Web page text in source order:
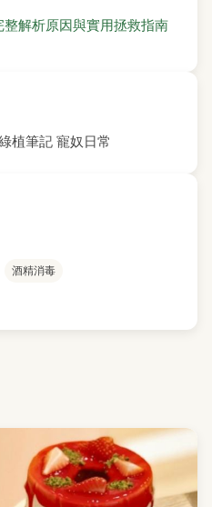
解析原因與實用拯救指南
植筆記 寵奴日常
酒精消毒